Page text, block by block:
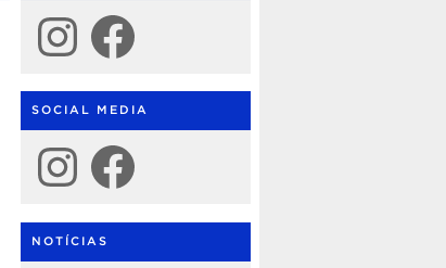
Instagram Facebook
SOCIAL MEDIA
Instagram Facebook
NOTÍCIAS